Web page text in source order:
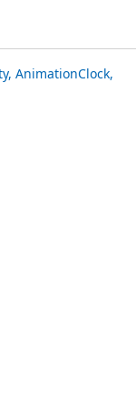
AnimationClock,